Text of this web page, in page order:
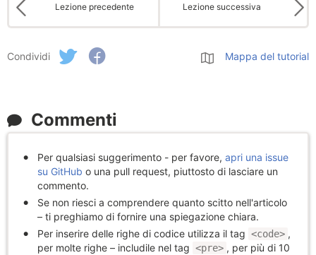
Lezione precedente Lezione successiva
Condividi Mappa del tutorial
Commenti
Per qualsiasi suggerimento - per favore, apri una issue
su GitHub o una pull request, piuttosto di lasciare un
commento.
Se non riesci a comprendere quanto scitto nell'articolo
– ti preghiamo di fornire una spiegazione chiara.
Per inserire delle righe di codice utilizza il tag <code> ,
per molte righe – includile nel tag <pre> , per più di 10